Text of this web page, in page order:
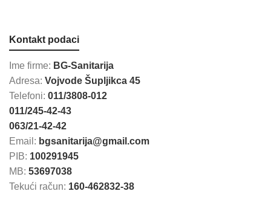
Kontakt podaci
Ime firme: BG-Sanitarija
Adresa: Vojvode Šupljikca 45
Telefoni: 011/3808-012
011/245-42-43
063/21-42-42
Email: bgsanitarija@gmail.com
PIB: 100291945
MB: 53697038
Tekući račun: 160-462832-38